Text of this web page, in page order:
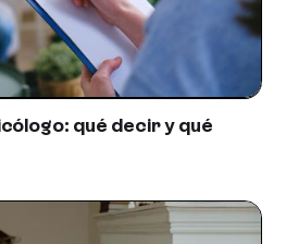
qué decir y qué